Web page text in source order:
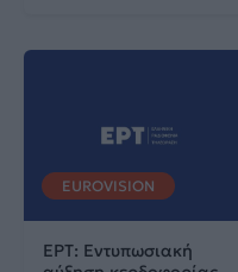
EUROVISION
ΕΡΤ: Εντυπωσιακή